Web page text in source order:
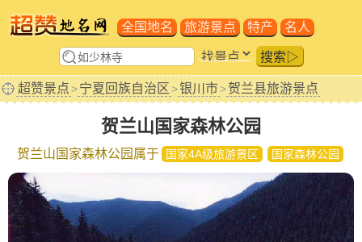
全国地名 旅游景点 特产 名人
搜索▷
超赞景点>宁夏回族自治区 >银川市>贺兰县旅游景点
贺兰山国家森林公园
贺兰山国家森林公园属于 国家4A级旅游景区 国家森林公园